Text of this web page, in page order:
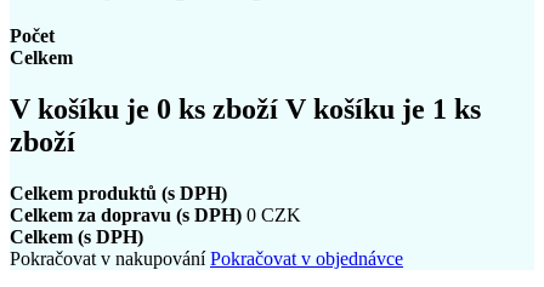
Počet
Celkem
V košíku je 0 ks zboží V košíku je 1 ks
zboží
Celkem produktů (s DPH)
Celkem za dopravu (s DPH) 0 CZK
Celkem (s DPH)
Pokračovat v nakupováníPokračovat v objednávce